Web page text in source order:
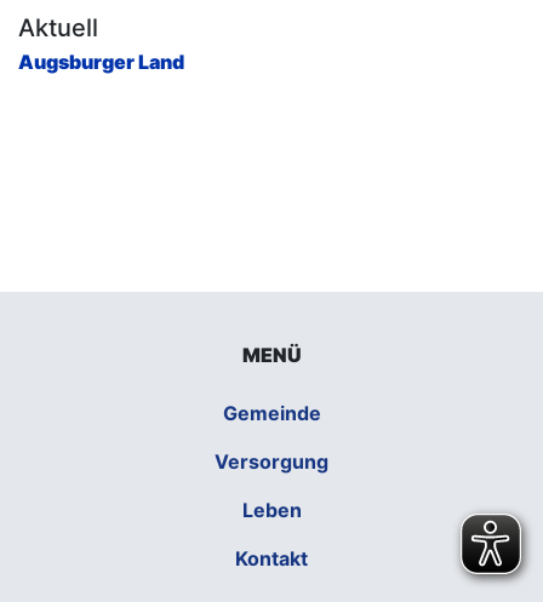
Aktuell
Augsburger Land
MENÜ
Gemeinde
Versorgung
Leben
Kontakt